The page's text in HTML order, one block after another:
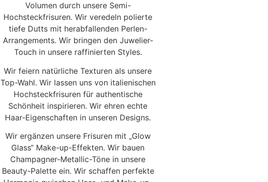
Volumen durch unsere Semi-
Hochsteckfrisuren. Wir veredeln polierte
tiefe Dutts mit herabfallenden Perlen-
Arrangements. Wir bringen den Juwelier-
Touch in unsere raffinierten Styles.
Wir feiern natürliche Texturen als unsere
Top-Wahl. Wir lassen uns von italienischen
Hochsteckfrisuren für authentische
Schönheit inspirieren. Wir ehren echte
Haar-Eigenschaften in unseren Designs.
Wir ergänzen unsere Frisuren mit „Glow
Glass“ Make-up-Effekten. Wir bauen
Champagner-Metallic-Töne in unsere
Beauty-Palette ein. Wir schaffen perfekte